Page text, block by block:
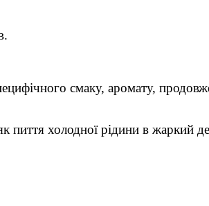
смаку, аромату,
пиття холодної рідини в жаркий